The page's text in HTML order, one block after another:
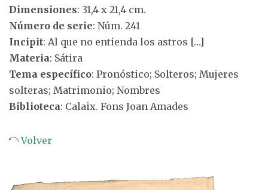
Dimensiones: 31,4 x 21,4 cm.
Número de serie: Núm. 241
Incipit: Al que no entienda los astros […]
Materia: Sátira
Tema específico: Pronóstico; Solteros; Mujeres
solteras; Matrimonio; Nombres
Biblioteca: Calaix. Fons Joan Amades
Volver